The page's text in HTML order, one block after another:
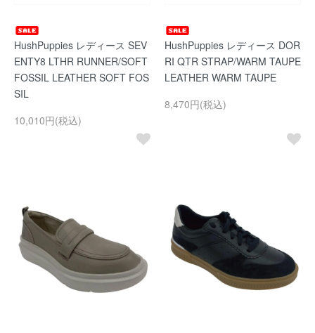
HushPuppies レディース SEV
ENTY8 LTHR RUNNER/SOFT
FOSSIL LEATHER SOFT FOS
SIL
10,010円(税込)
HushPuppies レディース DOR
RI QTR STRAP/WARM TAUPE
LEATHER WARM TAUPE
8,470円(税込)